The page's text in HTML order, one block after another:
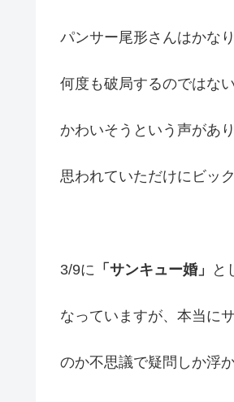
パンサー尾形さんはかな
何度も破局するのではな
かわいそうという声があ
思われていただけにビッ
3/9に 「サンキュー婚」 と
なっていますが、本当に
のか不思議で疑問しか浮